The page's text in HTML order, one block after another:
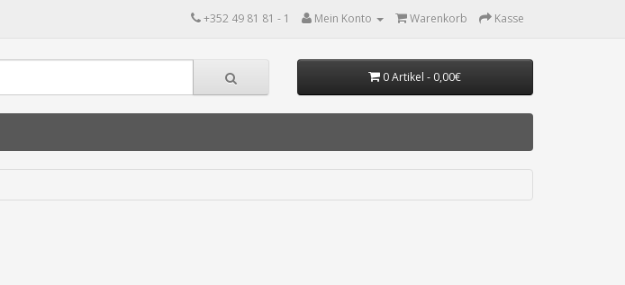
+352 49 81 81 - 1 Mein Konto Warenkorb Kasse
0 Artikel - 0,00€